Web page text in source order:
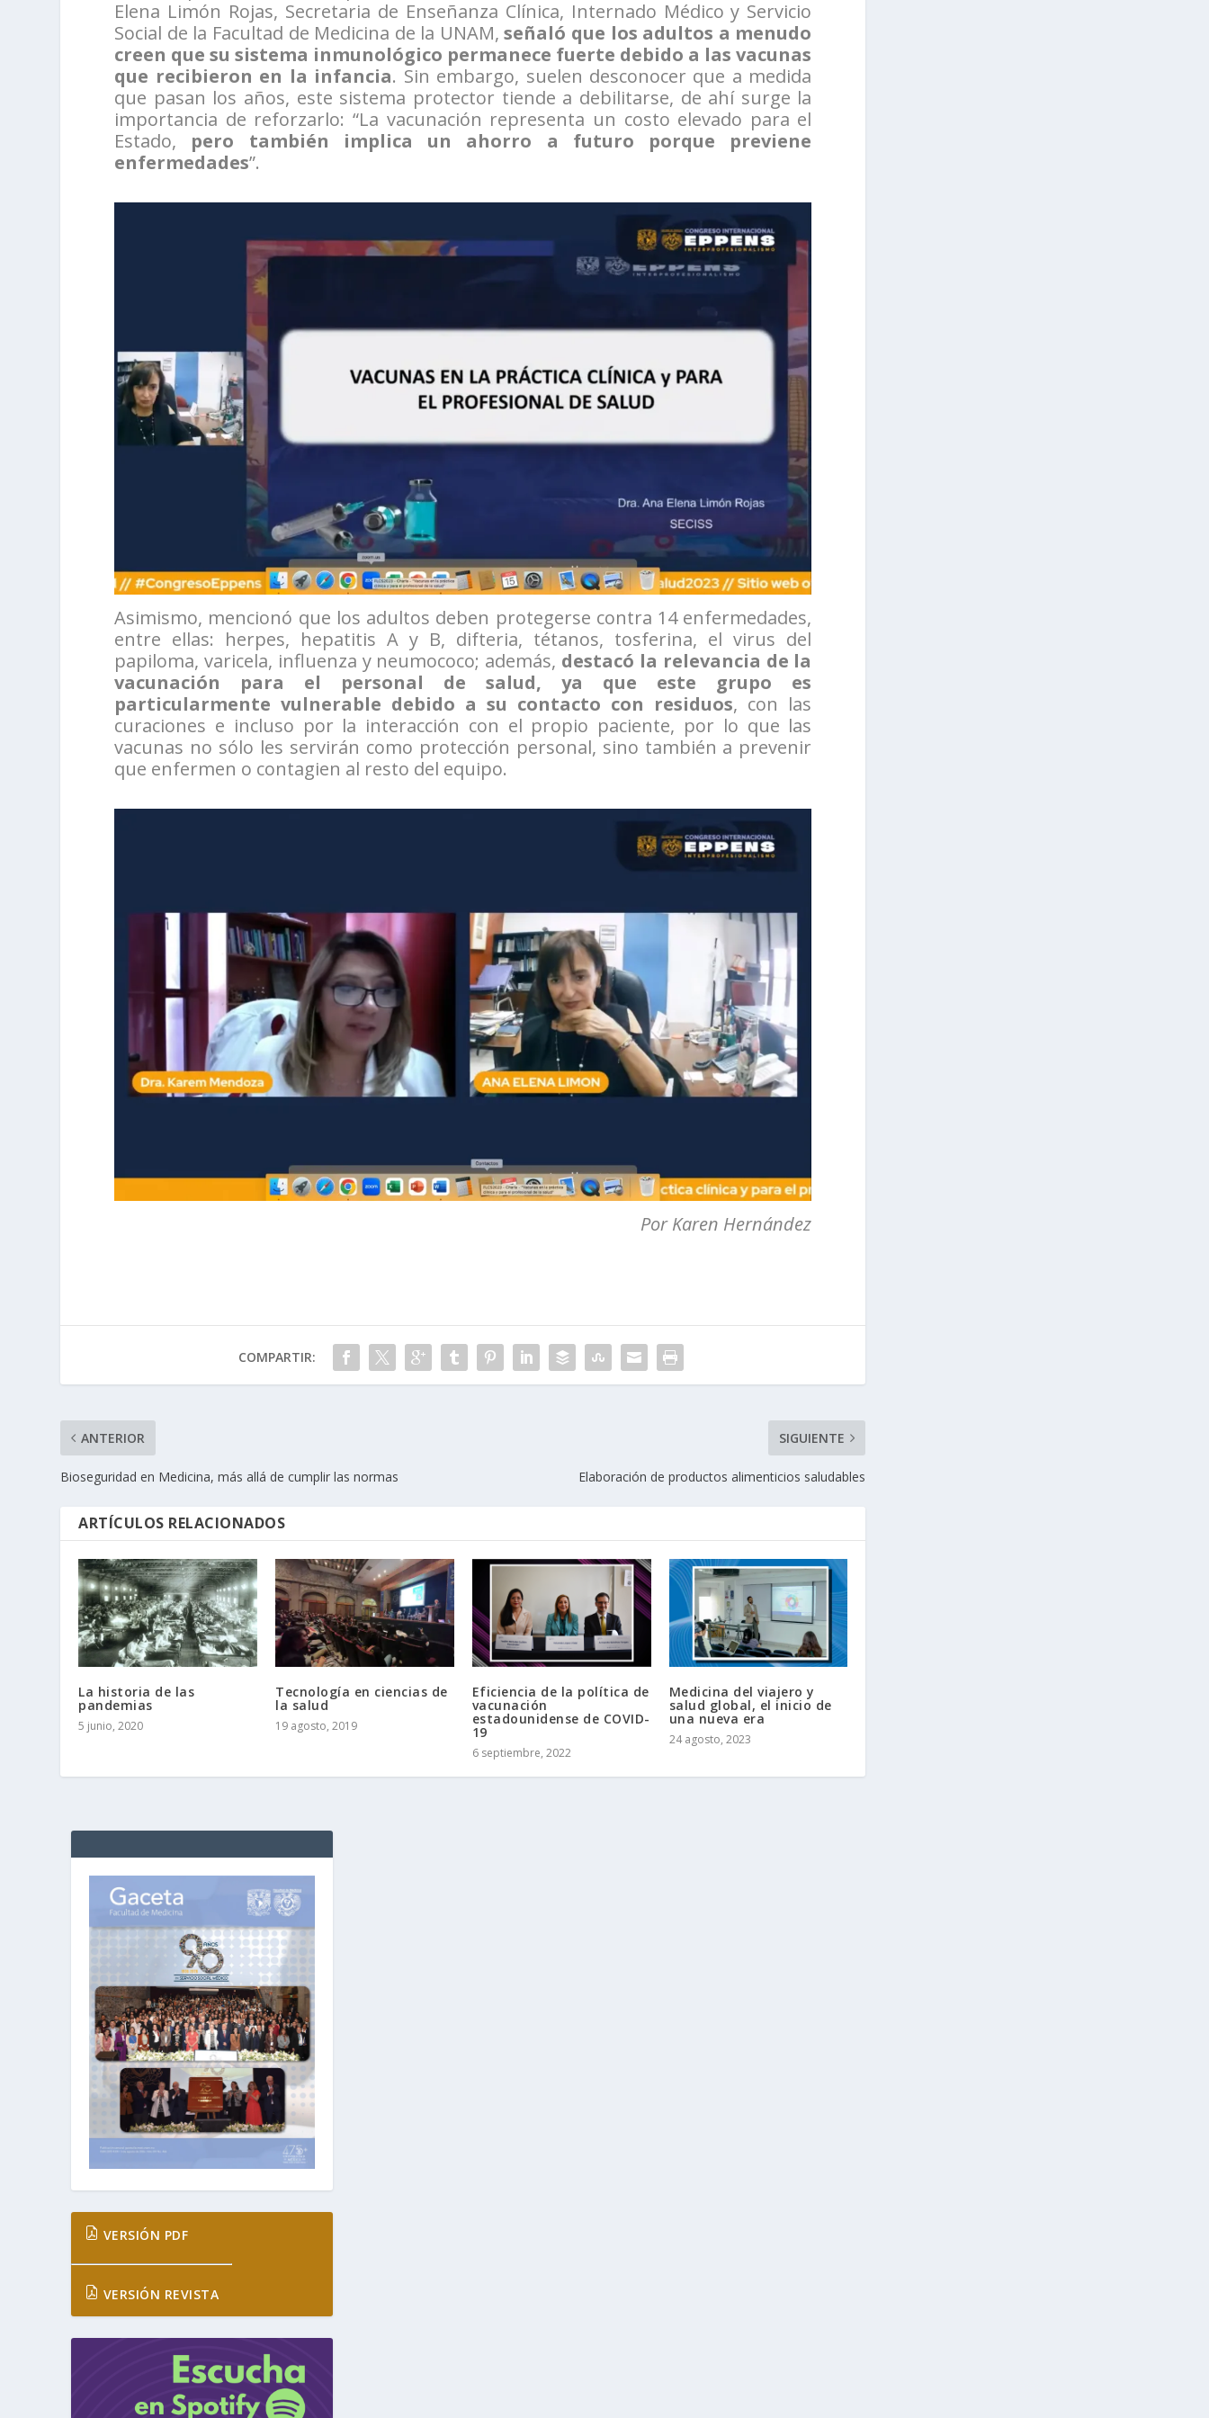
Elena Limón Rojas, Secretaria de Enseñanza Clínica, Internado Médico y Servicio
Social de la Facultad de Medicina de la UNAM, señaló que los adultos a menudo
creen que su sistema inmunológico permanece fuerte debido a las vacunas
que recibieron en la infancia. Sin embargo, suelen desconocer que a medida
que pasan los años, este sistema protector tiende a debilitarse, de ahí surge la
importancia de reforzarlo: “La vacunación representa un costo elevado para el
Estado, pero también implica un ahorro a futuro porque previene
enfermedades”.
Asimismo, mencionó que los adultos deben protegerse contra 14 enfermedades,
entre ellas: herpes, hepatitis A y B, difteria, tétanos, tosferina, el virus del
papiloma, varicela, influenza y neumococo; además, destacó la relevancia de la
vacunación para el personal de salud, ya que este grupo es
particularmente vulnerable debido a su contacto con residuos, con las
curaciones e incluso por la interacción con el propio paciente, por lo que las
vacunas no sólo les servirán como protección personal, sino también a prevenir
que enfermen o contagien al resto del equipo.
Por Karen Hernández
COMPARTIR:
ANTERIOR
Bioseguridad en Medicina, más allá de cumplir las normas
SIGUIENTE
Elaboración de productos alimenticios saludables
ARTÍCULOS RELACIONADOS
La historia de las
pandemias
5 junio, 2020
Tecnología en ciencias de
la salud
19 agosto, 2019
Eficiencia de la política de
vacunación
estadounidense de COVID-
19
6 septiembre, 2022
Medicina del viajero y
salud global, el inicio de
una nueva era
24 agosto, 2023
VERSIÓN PDF
VERSIÓN REVISTA